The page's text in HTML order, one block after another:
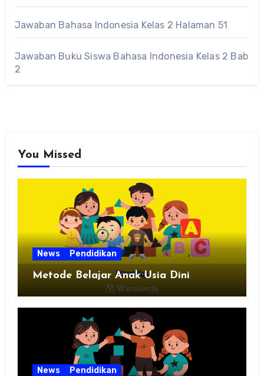
Jawaban Bahasa Indonesia Kelas 2 Halaman 51
Jawaban Buku Siswa Bahasa Indonesia Kelas 2 Bab
2
You Missed
News Pendidikan
Metode Belajar Anak Usia Dini
News Pendidikan